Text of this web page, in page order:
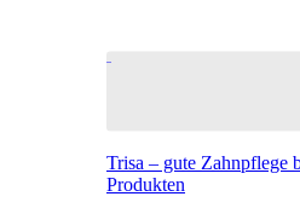
Trisa – gute Zahnpflege
Produkten